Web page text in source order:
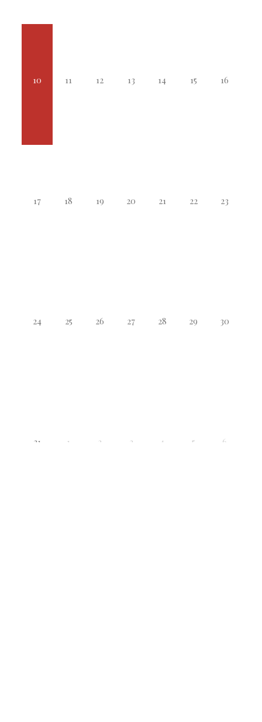
10 11 12 13 14 15 16
17 18 19 20 21 22 23
24 25 26 27 28 29 30
31 1 2 3 4 5 6